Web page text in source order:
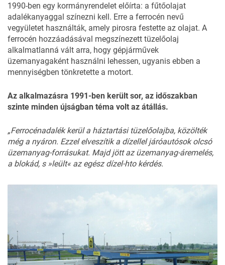
1990-ben egy kormányrendelet előírta: a fűtőolajat
adalékanyaggal színezni kell. Erre a ferrocén nevű
vegyületet használták, amely pirosra festette az olajat. A
ferrocén hozzáadásával megszínezett tüzelőolaj
alkalmatlanná vált arra, hogy gépjárművek
üzemanyagaként használni lehessen, ugyanis ebben a
mennyiségben tönkretette a motort.
Az alkalmazásra 1991-ben került sor, az időszakban
szinte minden újságban téma volt az átállás.
„Ferrocénadalék kerül a háztartási tüzelőolajba, közölték
még a nyáron. Ezzel elveszítik a dízellel járóautósok olcsó
üzemanyag-forrásukat. Majd jött az üzemanyag-áremelés,
a blokád, s »leült« az egész dízel-hto kérdés.